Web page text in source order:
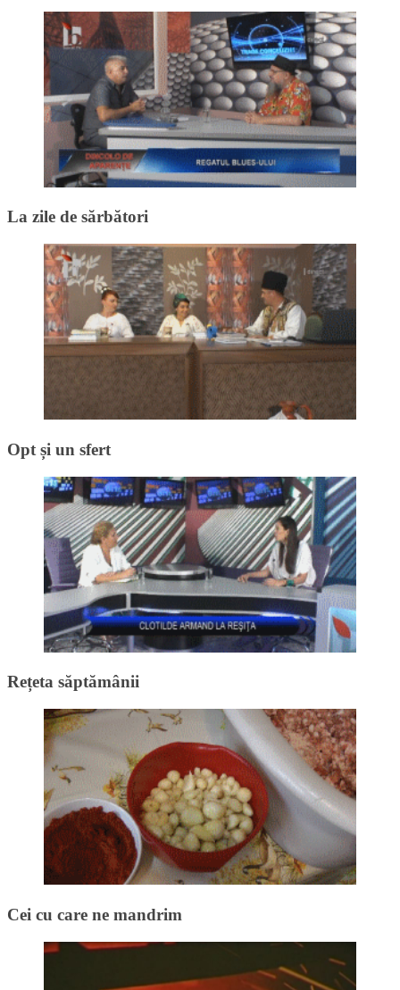
La zile de sărbători
Opt și un sfert
Rețeta săptămânii
Cei cu care ne mandrim